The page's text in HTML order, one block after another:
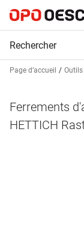
Page d’accueil
Ferrements
HETTICH